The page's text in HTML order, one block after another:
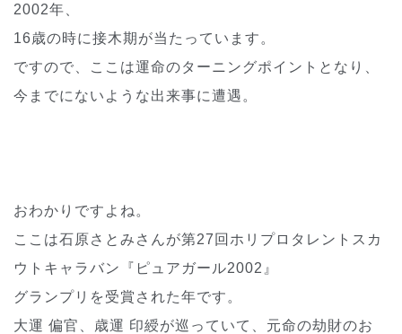
2002年、
16歳の時に接木期が当たっています。
ですので、ここは運命のターニングポイントとなり、
今までにないような出来事に遭遇。
おわかりですよね。
ここは石原さとみさんが第27回ホリプロタレントスカ
ウトキャラバン『ピュアガール2002』
グランプリを受賞された年です。
大運 偏官、歳運 印綬が巡っていて、元命の劫財のお